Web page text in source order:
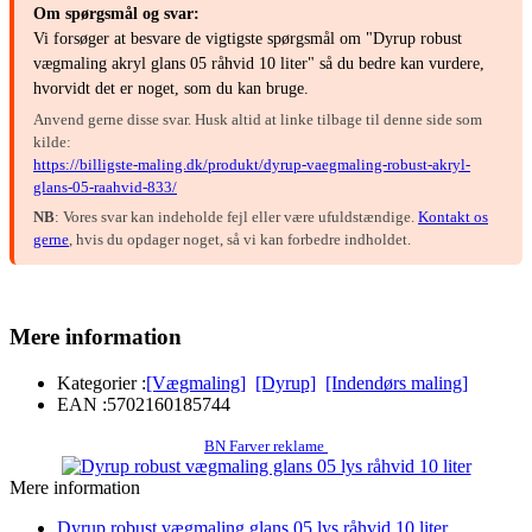
Om spørgsmål og svar:
Vi forsøger at besvare de vigtigste spørgsmål om "Dyrup robust
vægmaling akryl glans 05 råhvid 10 liter" så du bedre kan vurdere,
hvorvidt det er noget, som du kan bruge.
Anvend gerne disse svar. Husk altid at linke tilbage til denne side som
kilde:
https://billigste-maling.dk/produkt/dyrup-vaegmaling-robust-akryl-
glans-05-raahvid-833/
NB: Vores svar kan indeholde fejl eller være ufuldstændige. Kontakt os
gerne, hvis du opdager noget, så vi kan forbedre indholdet.
Mere information
Kategorier :[Vægmaling] [Dyrup] [Indendørs maling]
EAN :5702160185744
BN Farver reklame
Mere information
Dyrup robust vægmaling glans 05 lys råhvid 10 liter